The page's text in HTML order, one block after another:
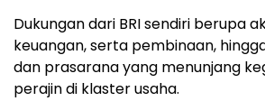
Dukungan dari BRI sendiri berupa
keuangan, serta pembinaan,
dan prasarana yang menunjang
perajin di klaster usaha.